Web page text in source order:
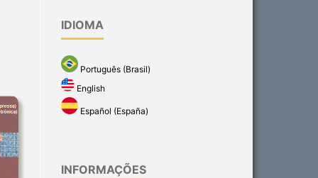
IDIOMA
Português (Brasil)
English
Español (España)
INFORMAÇÕES